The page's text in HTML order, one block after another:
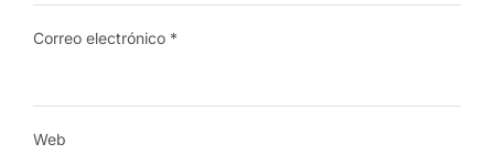
Correo electrónico *
Web